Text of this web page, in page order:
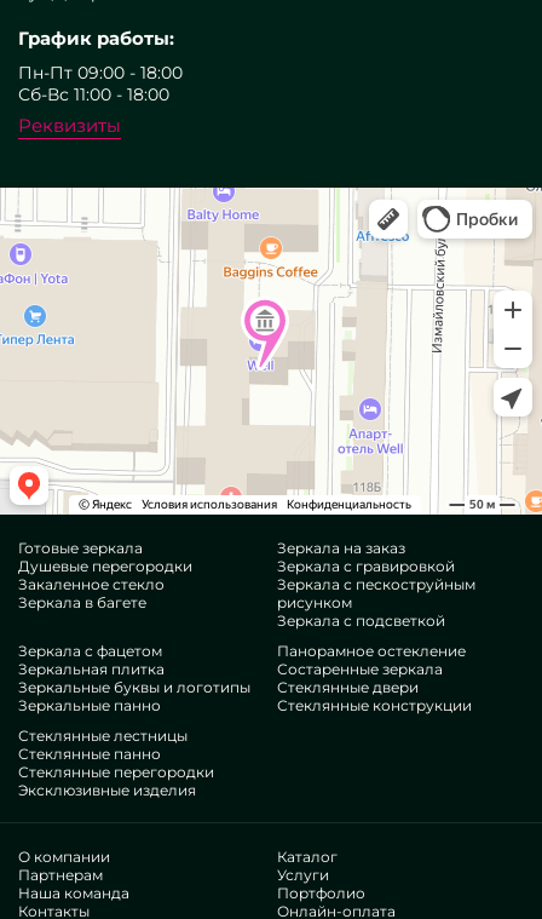
График работы:
Пн-Пт 09:00 - 18:00
Сб-Вс 11:00 - 18:00
Реквизиты
Готовые зеркала
Душевые перегородки
Закаленное стекло
Зеркала в багете
Зеркала на заказ
Зеркала с гравировкой
Зеркала с пескоструйным
рисунком
Зеркала с подсветкой
Зеркала с фацетом
Зеркальная плитка
Зеркальные буквы и логотипы
Зеркальные панно
Панорамное остекление
Состаренные зеркала
Стеклянные двери
Стеклянные конструкции
Стеклянные лестницы
Стеклянные панно
Стеклянные перегородки
Эксклюзивные изделия
О компании
Партнерам
Наша команда
Контакты
Каталог
Услуги
Портфолио
Онлайн-оплата